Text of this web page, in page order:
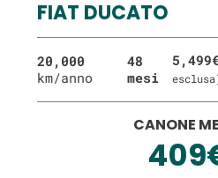
FIAT DUCATO
20,000
km/anno
48
mesi
5,499€
CANONE